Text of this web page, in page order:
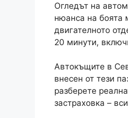
Огледът на
нюанса на боята
двигателното
20 минути,
Автокъщите в
внесен от тези
разберете
застраховка –